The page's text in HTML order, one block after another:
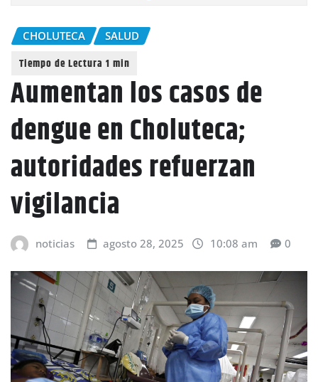
CHOLUTECA SALUD
Aumentan los casos de
dengue en Choluteca;
autoridades refuerzan
vigilancia
noticias agosto 28, 2025 10:08 am 0